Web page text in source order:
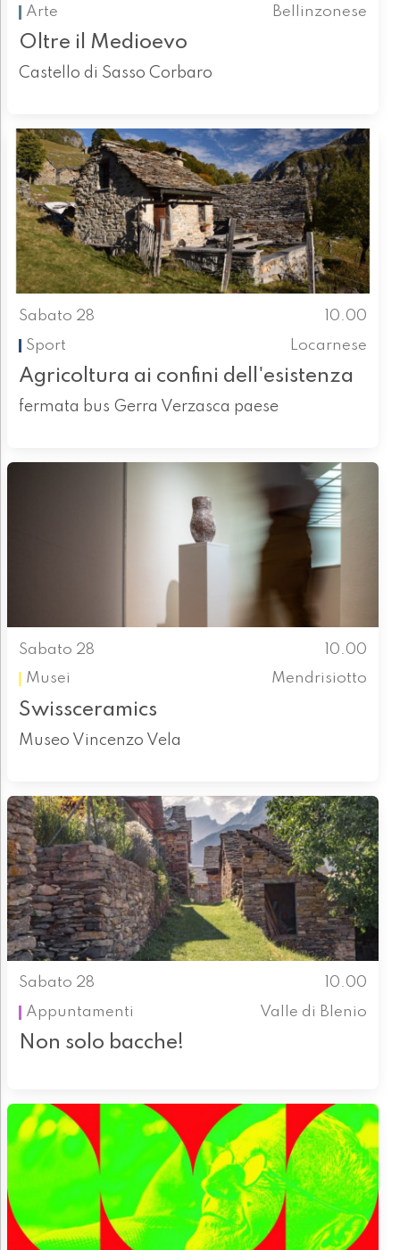
Arte
Bellinzonese
Oltre il Medioevo
Castello di Sasso Corbaro
Sabato 28
10.00
Sport
Locarnese
Agricoltura ai confini dell'esistenza
fermata bus Gerra Verzasca paese
Sabato 28
10.00
Musei
Mendrisiotto
Swissceramics
Museo Vincenzo Vela
Sabato 28
10.00
Appuntamenti
Valle di Blenio
Non solo bacche!